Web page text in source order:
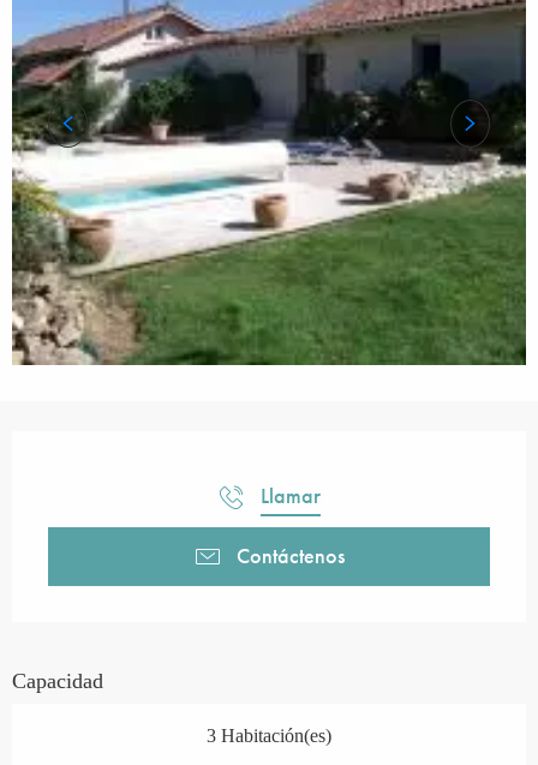
Llamar
Contáctenos
Capacidad
3 Habitación(es)